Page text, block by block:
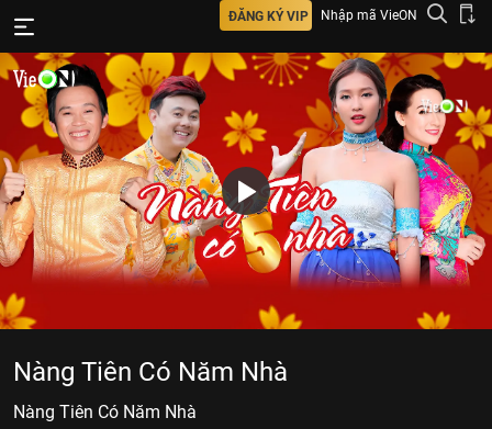
ĐĂNG KÝ VIP Nhập mã VieON
Nàng Tiên Có Năm Nhà
Nàng Tiên Có Năm Nhà